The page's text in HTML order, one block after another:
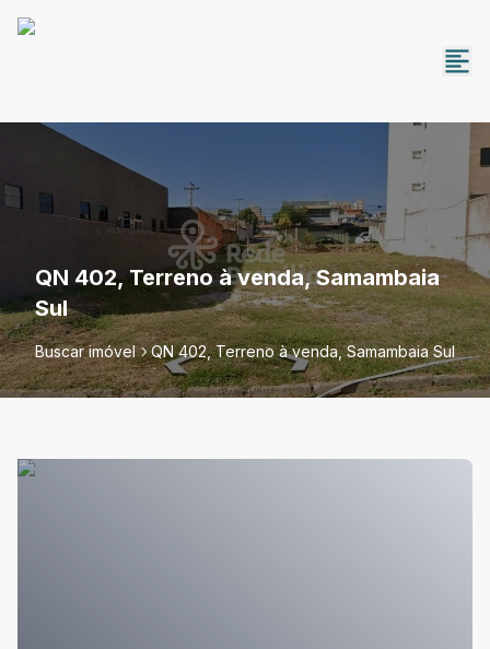
QN 402, Terreno à venda, Samambaia
Sul
Buscar imóvel QN 402, Terreno à venda, Samambaia Sul